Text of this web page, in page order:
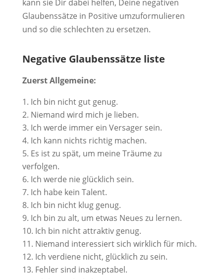
kann sie Dir dabei helfen, Deine negativen
Glaubenssätze in Positive umzuformulieren
und so die schlechten zu ersetzen.
Negative Glaubenssätze liste
Zuerst Allgemeine:
Ich bin nicht gut genug.
Niemand wird mich je lieben.
Ich werde immer ein Versager sein.
Ich kann nichts richtig machen.
Es ist zu spät, um meine Träume zu
verfolgen.
Ich werde nie glücklich sein.
Ich habe kein Talent.
Ich bin nicht klug genug.
Ich bin zu alt, um etwas Neues zu lernen.
Ich bin nicht attraktiv genug.
Niemand interessiert sich wirklich für mich.
Ich verdiene nicht, glücklich zu sein.
Fehler sind inakzeptabel.